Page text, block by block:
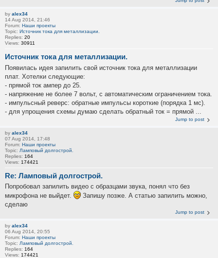
by alex34
14 Aug 2014, 21:46
Forum: Наши проекты
Topic: Источник тока для металлизации.
Replies: 20
Views: 30911
Источник тока для металлизации.
Появилась идея запилить свой источник тока для металлизации
плат. Хотелки следующие:
- прямой ток ампер до 25.
- напряжение не более 7 вольт, с автоматическим ограничением тока.
- импульсный реверс: обратные импульсы короткие (порядка 1 мс).
- для упрощения схемы думаю сделать обратный ток = прямой ...
Jump to post
by alex34
07 Aug 2014, 17:48
Forum: Наши проекты
Topic: Ламповый долгострой.
Replies: 164
Views: 174421
Re: Ламповый долгострой.
Попробовал запилить видео с образцами звука, понял что без
микрофона не выйдет.
Запишу позже. А статью запилить можно,
сделаю
Jump to post
by alex34
06 Aug 2014, 20:55
Forum: Наши проекты
Topic: Ламповый долгострой.
Replies: 164
Views: 174421